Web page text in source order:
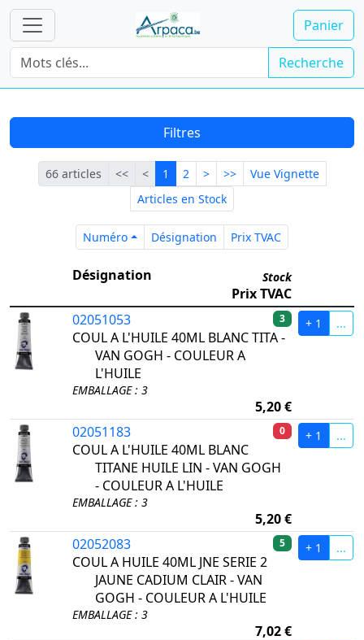
Panier
Recherche
Filtres
66 articles <<Première
<Précédente
1 Courante
2 >Suivante
>>Dernière
Vue Vignette
Articles en Stock
NuméroNuméroDésignationDésignation
Prix TVACPrix TVAC
Désignation Stock
Prix TVAC
02051053
COUL A L'HUILE 40ML BLANC TITA -
VAN GOGH - COULEUR A
L'HUILE
EMBALLAGE : 3
3
5,20 €
+ 1 ...
02051183
COUL A L'HUILE 40ML BLANC
TITANE HUILE LIN - VAN GOGH
- COULEUR A L'HUILE
EMBALLAGE : 3
0
5,20 €
+ 1 ...
02052083
COUL A HUILE 40ML JNE SERIE 2
JAUNE CADIUM CLAIR - VAN
GOGH - COULEUR A L'HUILE
EMBALLAGE : 3
5
7,02 €
+ 1 ...